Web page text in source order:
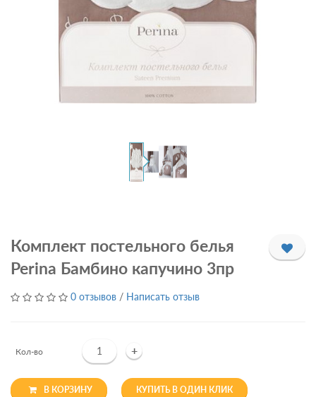
Комплект постельного белья
Perina Бамбино капучино 3пр
0 отзывов / Написать отзыв
Кол-во +
В КОРЗИНУ КУПИТЬ В ОДИН КЛИК